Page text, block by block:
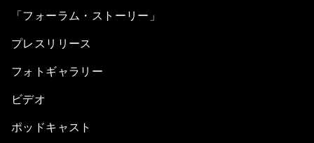
「フォーラム・ストーリー」
プレスリリース
フォトギャラリー
ビデオ
ポッドキャスト